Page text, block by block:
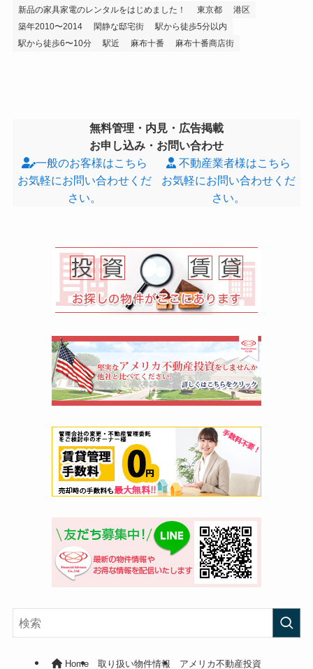
新品の家具家電のレンタルをはじめました！
東京都
港区
築年2010〜2014
閑静な邸宅街
駅から徒歩5分以内
駅から徒歩6〜10分
駅近 麻布十番 麻布十番商店街
無料管理・内見・広告掲載
お申し込み・お問い合わせ
一般のお客様はこちら
お気軽にお問い合わせくだ
さい。
不動産業者様はこちら
お気軽にお問い合わせくだ
さい。
Home 取り扱い物件情報 アメリカ不動産投資